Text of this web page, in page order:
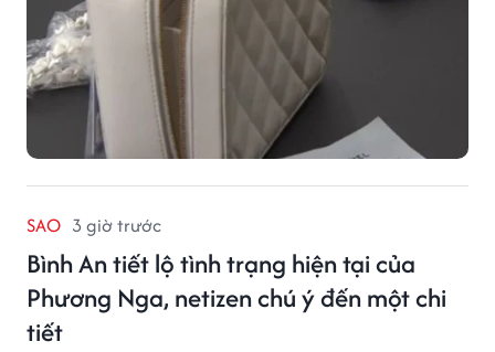
SAO 3 giờ trước
Bình An tiết lộ tình trạng hiện tại của
Phương Nga, netizen chú ý đến một chi
tiết